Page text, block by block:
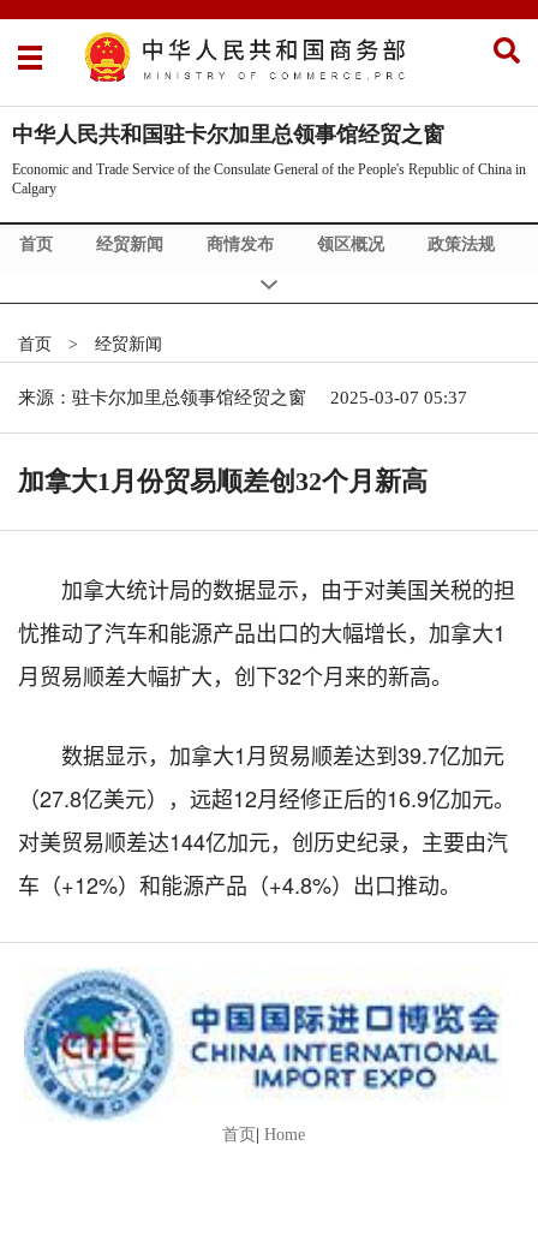
中华人民共和国驻卡尔加里总领事馆经贸之窗
Economic and Trade Service of the Consulate General of the People's Republic of China in
Calgary
首页 经贸新闻 商情发布 领区概况 政策法规
商旅服务
投资信息 Commercial News
首页 > 经贸新闻
来源：驻卡尔加里总领事馆经贸之窗 2025-03-07 05:37
加拿大1月份贸易顺差创32个月新高
加拿大统计局的数据显示，由于对美国关税的担
忧推动了汽车和能源产品出口的大幅增长，加拿大1
月贸易顺差大幅扩大，创下32个月来的新高。
数据显示，加拿大1月贸易顺差达到39.7亿加元
（27.8亿美元），远超12月经修正后的16.9亿加元。
对美贸易顺差达144亿加元，创历史纪录，主要由汽
车（+12%）和能源产品（+4.8%）出口推动。
首页| Home